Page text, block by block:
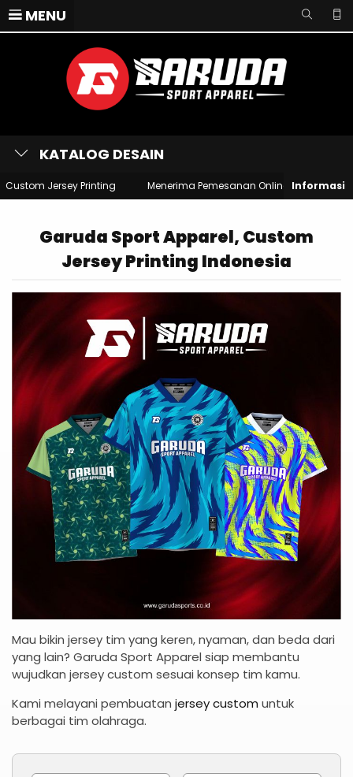
MENU
KATALOG DESAIN
Jersey Printing Menerima Pemesanan Online Dari Seluruh
Garuda Sport Apparel, Custom
Jersey Printing Indonesia
Mau bikin jersey tim yang keren, nyaman, dan beda dari
yang lain? Garuda Sport Apparel siap membantu
wujudkan jersey custom sesuai konsep tim kamu.
Kami melayani pembuatan jersey customuntuk
berbagai tim olahraga.